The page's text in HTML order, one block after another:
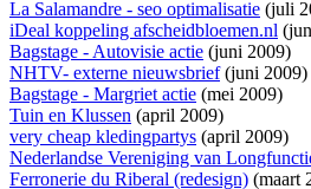
La Salamandre - seo optimalisatie (juli
iDeal koppeling afscheidbloemen.nl
Bagstage - Autovisie actie (juni 2009)
NHTV- externe nieuwsbrief(juni 2009)
Bagstage - Margriet actie (mei 2009)
Tuin en Klussen (april 2009)
very cheap kledingpartys (april 2009)
Nederlandse Vereniging van
Ferronerie du Riberal (redesign) (maart